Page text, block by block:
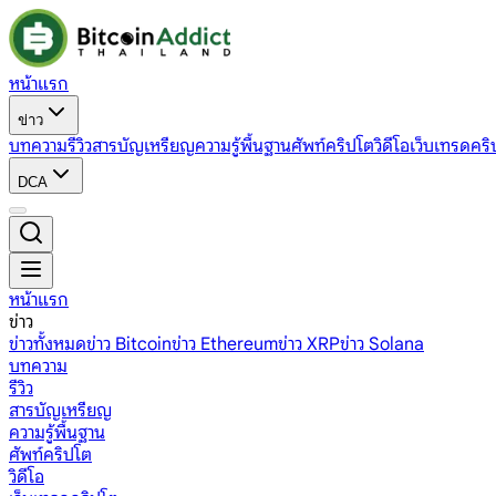
หน้าแรก
ข่าว
บทความรีวิวสารบัญเหรียญความรู้พื้นฐานศัพท์คริปโตวิดีโอเว็บเทรดค
DCA
หน้าแรก
ข่าว
ข่าวทั้งหมดข่าว Bitcoinข่าว Ethereumข่าว XRPข่าว Solana
บทความ
รีวิว
สารบัญเหรียญ
ความรู้พื้นฐาน
ศัพท์คริปโต
วิดีโอ